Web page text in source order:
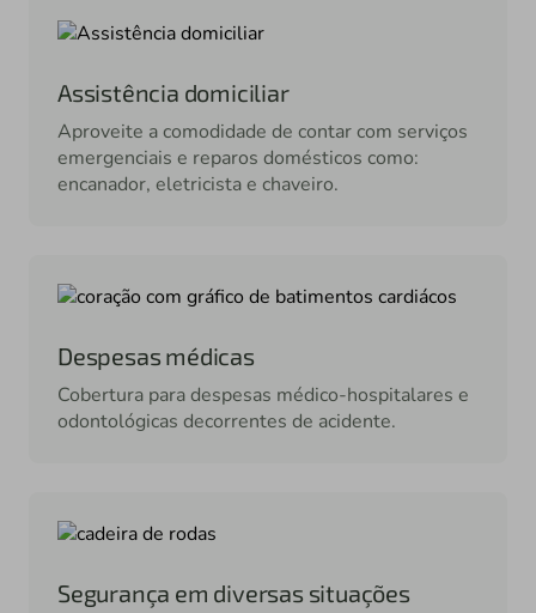
Assistência domiciliar
Aproveite a comodidade de contar com serviços
emergenciais e reparos domésticos como:
encanador, eletricista e chaveiro.
Despesas médicas
Cobertura para despesas médico-hospitalares e
odontológicas decorrentes de acidente.
Segurança em diversas situações